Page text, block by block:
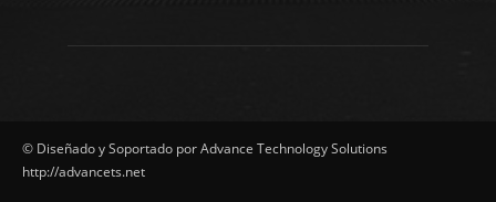
© Diseñado y Soportado por Advance Technology Solutions
http://advancets.net